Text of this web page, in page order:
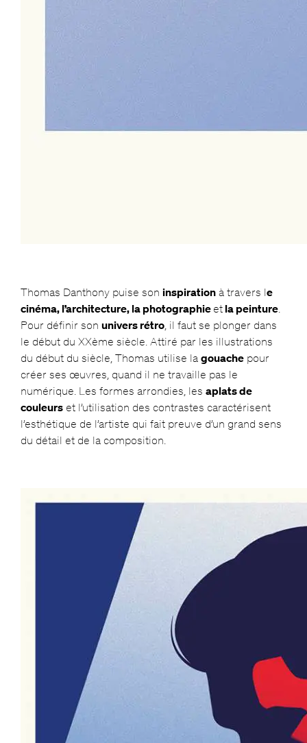
Thomas Danthony puise son inspirationà travers le
cinéma, l’architecture, la photographie etla peinture.
Pour définir son univers rétro, il faut se plonger dans
le début du XXème siècle. Attiré par les illustrations
du début du siècle, Thomas utilise la gouachepour
créer ses œuvres, quand il ne travaille pas le
numérique. Les formes arrondies, les aplats de
couleurset l’utilisation des contrastes caractérisent
l’esthétique de l’artiste qui fait preuve d’un grand sens
du détail et de la composition.